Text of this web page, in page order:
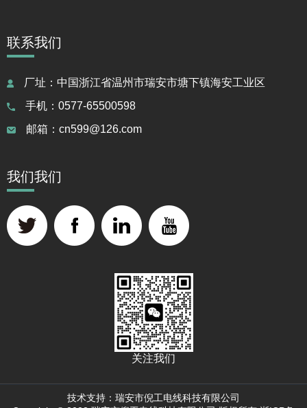
联系我们
厂址：中国浙江省温州市瑞安市塘下镇海安工业区
手机：0577-65500598
邮箱：cn599@126.com
我们我们
关注我们
技术支持：瑞安市倪工电线科技有限公司